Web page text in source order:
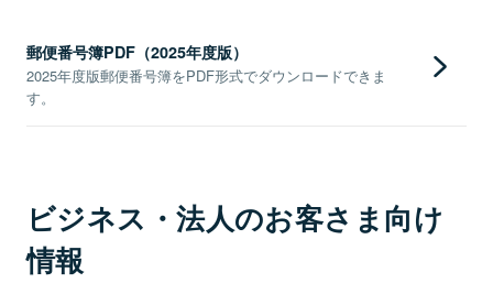
郵便番号簿PDF（2025年度版）
2025年度版郵便番号簿をPDF形式でダウンロードできま
す。
ビジネス・法人のお客さま向け
情報